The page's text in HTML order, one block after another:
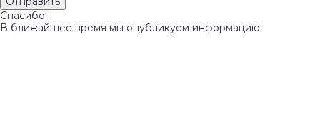
Спасибо!
В ближайшее время мы опубликуем информацию.